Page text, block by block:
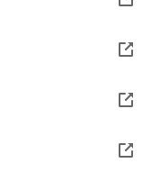
(Quedan 2 años)
(Quedan 2 años)